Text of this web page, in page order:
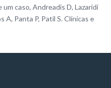
caso, Andreadis D, Lazaridi
A, Panta P, Patil S. Clínicas e